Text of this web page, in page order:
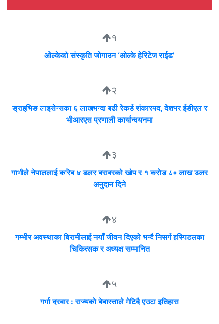
१
ओल्केको संस्कृति जोगाउन ‘ओल्के हेरिटेज राईड’
२
ड्राइभिङ लाइसेन्सका ६ लाखभन्दा बढी रेकर्ड शंकास्पद, देशभर ईडीएल र
भीआरएस प्रणाली कार्यान्वयनमा
३
गाभीले नेपाललाई करिब ४ डलर बराबरको खोप र १ करोड ८० लाख डलर
अनुदान दिने
४
गम्भीर अवस्थाका बिरामीलाई नयाँ जीवन दिएको भन्दै निसर्ग हस्पिटलका
चिकित्सक र अध्यक्ष सम्मानित
५
गर्भा दरबार : राज्यको बेवास्ताले मेटिदै एउटा इतिहास